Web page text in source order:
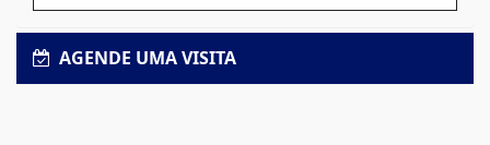
AGENDE UMA VISITA